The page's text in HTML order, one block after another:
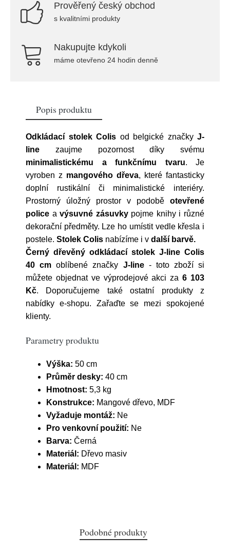
Prověřený český obchod
s kvalitními produkty
Nakupujte kdykoli
máme otevřeno 24 hodin denně
Popis produktu
Odkládací stolek Colis od belgické značky J-
line zaujme pozornost díky svému
minimalistickému a funkčnímu tvaru. Je
vyroben z mangového dřeva, které fantasticky
doplní rustikální či minimalistické interiéry.
Prostorný úložný prostor v podobě otevřené
police avýsuvné zásuvkypojme knihy i různé
dekorační předměty. Lze ho umístit vedle křesla i
postele. Stolek Colis nabízíme i v další barvě.
Černý dřevěný odkládací stolek J-line Colis
40 cm oblíbené značky J-line- toto zboží si
můžete objednat ve výprodejové akci za6 103
Kč. Doporučujeme také ostatní produkty z
nabídky e-shopu. Zařaďte se mezi spokojené
klienty.
Parametry produktu
Výška: 50 cm
Průměr desky: 40 cm
Hmotnost: 5,3 kg
Konstrukce: Mangové dřevo, MDF
Vyžaduje montáž: Ne
Pro venkovní použití: Ne
Barva: Černá
Materiál: Dřevo masiv
Materiál: MDF
Podobné produkty